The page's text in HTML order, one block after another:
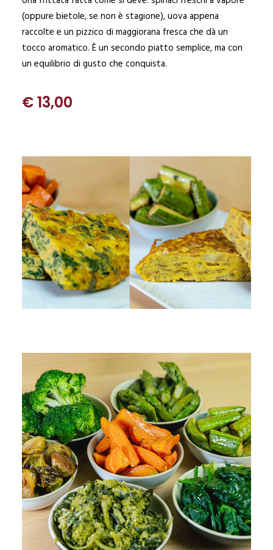
(oppure bietole, se non è stagione), uova appena
raccolte e un pizzico di maggiorana fresca che dà un
tocco aromatico. È un secondo piatto semplice, ma con
un equilibrio di gusto che conquista.
€ 13,00